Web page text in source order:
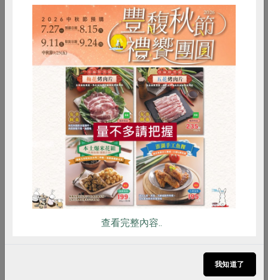
2025-05-21 社內大小事 減塑減廢
台灣首支rPET瓶裝茶飲發表 彭啓明：政府需
加速減塑步調
主婦聯盟生活消費合作社今（21）日發表全台首支
瓶身含食品容器級再生塑料（rPET）瓶裝茶飲
「綠主張紅烏龍茶」，呼籲政府加速法規腳步，制
定食品容器再生料添加比例與目標時程。出席的環
境部長彭啓明表示：現行政策鼓勵民間業者開發綠
色容器，政府減塑步調仍需加速。
RPET 食譜 減硝酸鹽
雞蛋 食安 共同購買
查看完整內容..
我知道了